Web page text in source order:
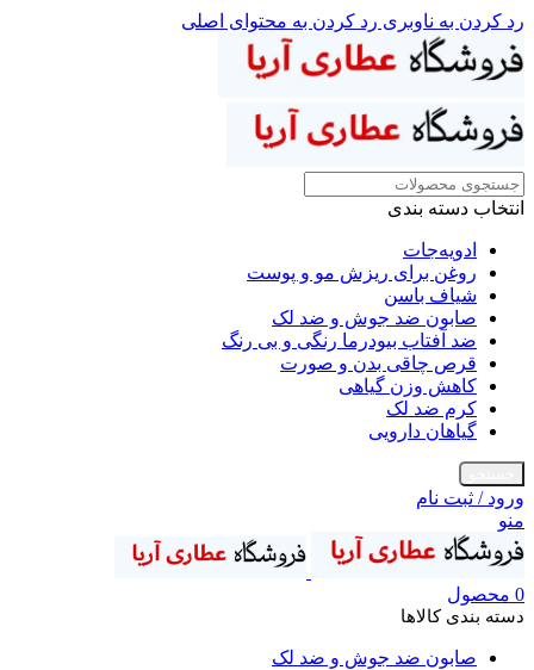
رد کردن به ناوبری رد کردن به محتوای اصلی
انتخاب دسته بندی
ادویه‌جات
روغن برای ریزش مو و پوست
شیاف باسن
صابون ضد جوش و ضد لک
ضد آفتاب بیودرما رنگی و بی رنگ
قرص چاقی بدن و صورت
کاهش وزن گیاهی
کرم ضد لک
گیاهان دارویی
ورود / ثبت نام
منو
0 محصول
دسته بندی کالاها
صابون ضد جوش و ضد لک